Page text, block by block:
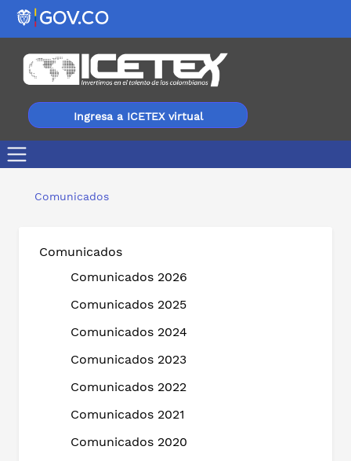
Ingresa a ICETEX virtual
Comunicados
Comunicados
Comunicados 2026
Comunicados 2025
Comunicados 2024
Comunicados 2023
Comunicados 2022
Comunicados 2021
Comunicados 2020